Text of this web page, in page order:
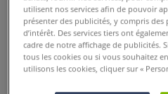
utilisent nos services afin de pouvoir
présenter des publicités, y compris des
d’intérêt. Des services tiers ont
cadre de notre affichage de publicités.
tous les cookies ou si vous souhaitez
utilisons les cookies, cliquer sur «